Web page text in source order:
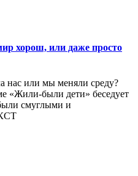
хорош, или даже просто
нас или мы меняли среду?
«Жили-были дети» беседует
смуглыми и